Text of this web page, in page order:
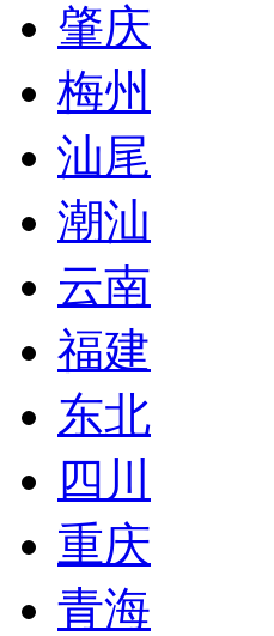
肇庆
梅州
汕尾
潮汕
云南
福建
东北
四川
重庆
青海